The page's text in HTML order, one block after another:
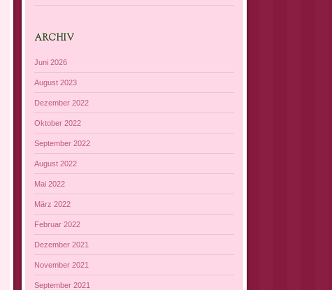
ARCHIV
Juni 2026
August 2023
Dezember 2022
Oktober 2022
September 2022
August 2022
Mai 2022
März 2022
Februar 2022
Dezember 2021
November 2021
September 2021